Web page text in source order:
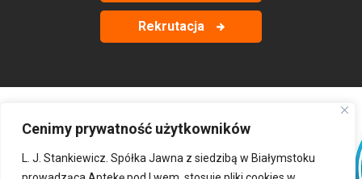
Cenimy prywatność użytkowników
L. J. Stankiewicz. Spółka Jawna z siedzibą w Białymstoku
Rekrutacja
‹